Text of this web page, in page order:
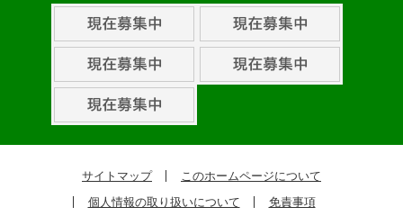
サイトマップ
このホームページについて
個人情報の取り扱いについて
免責事項